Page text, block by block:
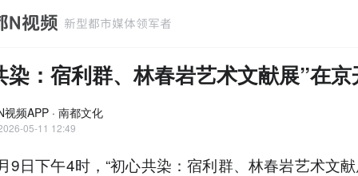
染：宿利群、林春岩艺术文献展”在京
视频APP · 南都文化
05-11 12:49
9日下午4时，“初心共染：宿利群、林春岩艺术文